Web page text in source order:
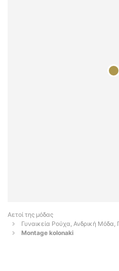
Αετοί της μόδας
Γυναικεία Ρούχα, Ανδρική
Montage kolonaki